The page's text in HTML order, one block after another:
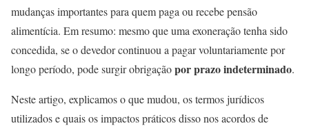
mudanças importantes para quem paga ou recebe pensão
alimentícia. Em resumo: mesmo que uma exoneração tenha sido
concedida, se o devedor continuou a pagar voluntariamente por
longo período, pode surgir obrigaçãopor prazo indeterminado.
Neste artigo, explicamos o que mudou, os termos jurídicos
utilizados e quais os impactos práticos disso nos acordos de